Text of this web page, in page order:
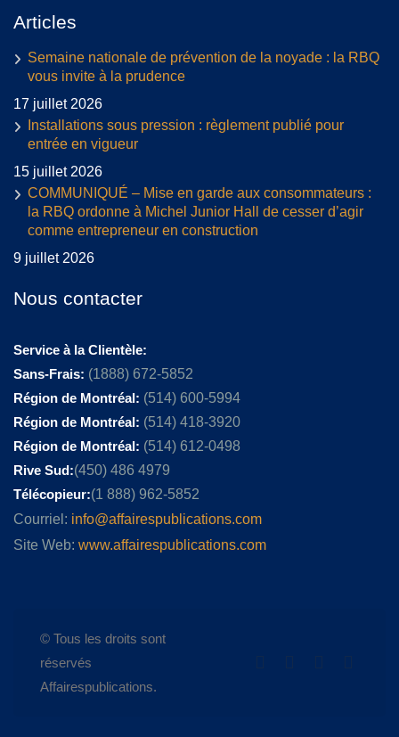
Articles
Semaine nationale de prévention de la noyade : la RBQ
vous invite à la prudence
17 juillet 2026
Installations sous pression : règlement publié pour
entrée en vigueur
15 juillet 2026
COMMUNIQUÉ – Mise en garde aux consommateurs :
la RBQ ordonne à Michel Junior Hall de cesser d’agir
comme entrepreneur en construction
9 juillet 2026
Nous contacter
Service à la Clientèle:
Sans-Frais: (1888) 672-5852
Région de Montréal: (514) 600-5994
Région de Montréal: (514) 418-3920
Région de Montréal: (514) 612-0498
Rive Sud:(450) 486 4979
Télécopieur:(1 888) 962-5852
Courriel: info@affairespublications.com
Site Web: www.affairespublications.com
© Tous les droits sont
réservés
Affairespublications.